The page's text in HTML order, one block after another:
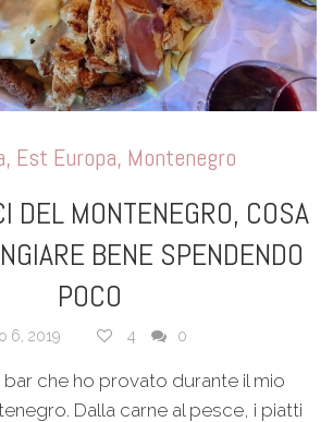
, Est Europa, Montenegro
DEL MONTENEGRO, COSA
BENE SPENDENDO
POCO
6, 2019 4 0
bar che ho provato durante il mio
Dalla carne al pesce, i piatti